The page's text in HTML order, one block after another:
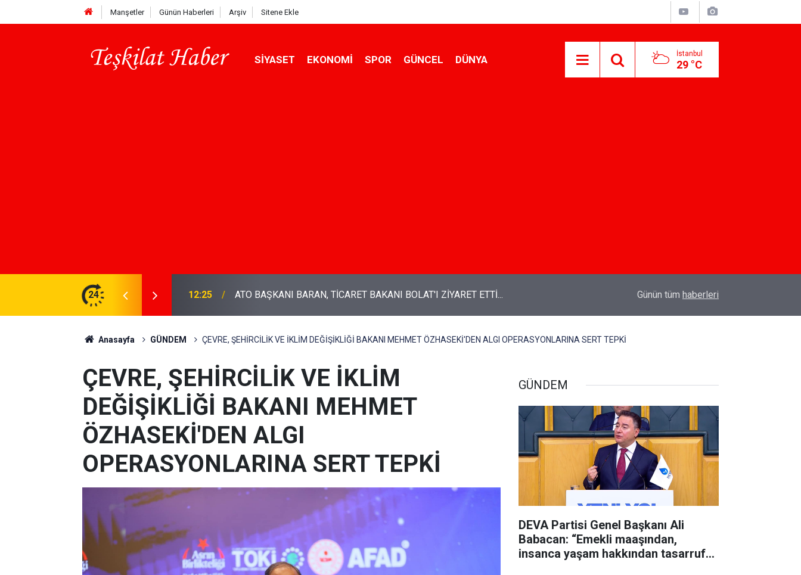
Manşetler Günün Haberleri Arşiv Sitene Ekle
SİYASET EKONOMİ SPOR GÜNCEL DÜNYA İstanbul
29 °C
24
BOLAT'I ZİYARET ETTİ... 20:36
DEVA Partisi Genel Başkanı Ali Babacan: “Emekli maaşından, insanca yaşam
hakkından tasarruf olmaz"
TÜRK SİLAHLI KUVVETLERİNE SURİYE'DE
Günün tüm haberleri
Anasayfa GÜNDEM ÇEVRE, ŞEHİRCİLİK VE İKLİM DEĞİŞİKLİĞİ BAKANI MEHMET ÖZHASEKİ'DEN ALGI OPERASYONLARINA SERT TEPKİ
ÇEVRE, ŞEHİRCİLİK VE İKLİM
DEĞİŞİKLİĞİ BAKANI MEHMET
ÖZHASEKİ'DEN ALGI
OPERASYONLARINA SERT TEPKİ
GÜNDEM
DEVA Partisi Genel Başkanı Ali
Babacan: “Emekli maaşından,
insanca yaşam hakkından tasarruf